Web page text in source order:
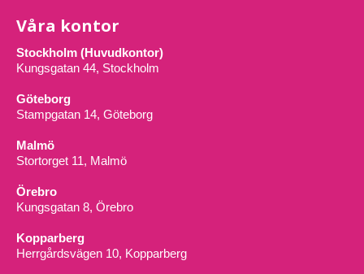
Våra kontor
Stockholm (Huvudkontor)
Kungsgatan 44, Stockholm
Göteborg
Stampgatan 14, Göteborg
Malmö
Stortorget 11, Malmö
Örebro
Kungsgatan 8, Örebro
Kopparberg
Herrgårdsvägen 10, Kopparberg